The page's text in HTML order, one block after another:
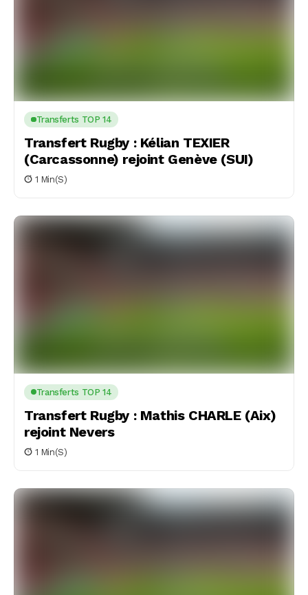
Transferts TOP 14
Transfert Rugby : Kélian TEXIER
(Carcassonne) rejoint Genève (SUI)
1 Min(s)
Transferts TOP 14
Transfert Rugby : Mathis CHARLE (Aix)
rejoint Nevers
1 Min(s)